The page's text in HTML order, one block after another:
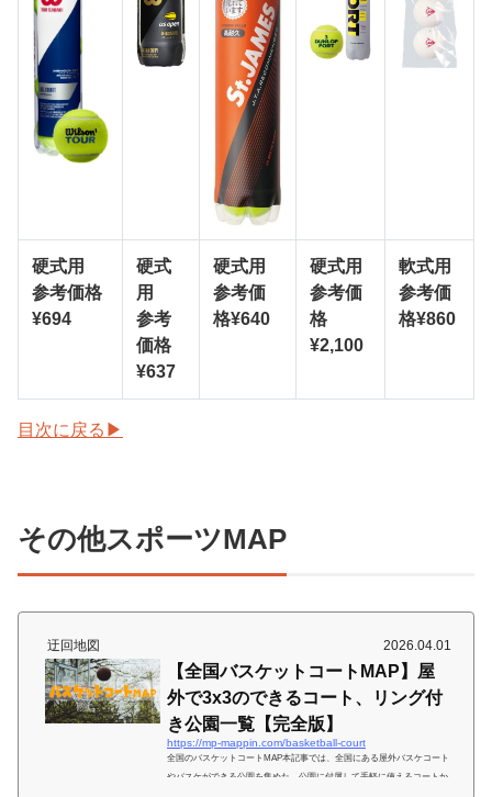
硬式用
参考価格
¥694
硬式
用
参考
価格
¥637
硬式用
参考価
格¥640
硬式用
参考価
格
¥2,100
軟式用
参考価
格¥860
目次に戻る▶
その他スポーツMAP
迂回地図 2026.04.01
【全国バスケットコートMAP】屋
外で3x3のできるコート、リング付
き公園一覧【完全版】
https://mp-mappin.com/basketball-court
全国のバスケットコートMAP本記事では、全国にある屋外バスケコート
やバスケができる公園を集めた。公園に付属して手軽に使えるコートか